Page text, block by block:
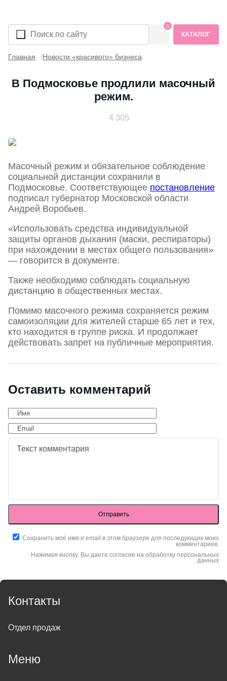
0
КАТАЛОГ
Главная Новости «красивого» бизнеса
В Подмосковье продлили масочный
режим.
4 305
Масочный режим и обязательное соблюдение
социальной дистанции сохранили в
Подмосковье. Соответствующее постановление
подписал губернатор Московской области
Андрей Воробьев.
«Использовать средства индивидуальной
защиты органов дыхания (маски, респираторы)
при нахождении в местах общего пользования»
— говорится в документе.
Также необходимо соблюдать социальную
дистанцию в общественных местах.
Помимо масочного режима сохраняется режим
самоизоляции для жителей старше 65 лет и тех,
кто находится в группе риска. И продолжает
действовать запрет на публичные мероприятия.
Оставить комментарий
Отправить
Сохранить моё имя и email в этом браузере для последующих моих
комментариев.
Нажимая кнопку, Вы даете согласие на обработку персональных
данных
Контакты
Отдел продаж
Меню